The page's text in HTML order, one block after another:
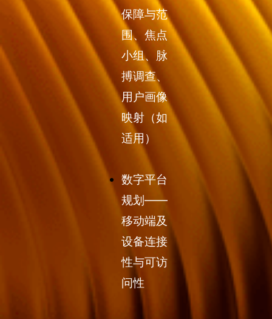
保障与范
围、焦点
小组、脉
搏调查、
用户画像
映射（如
适用）
数字平台
规划——
移动端及
设备连接
性与可访
问性